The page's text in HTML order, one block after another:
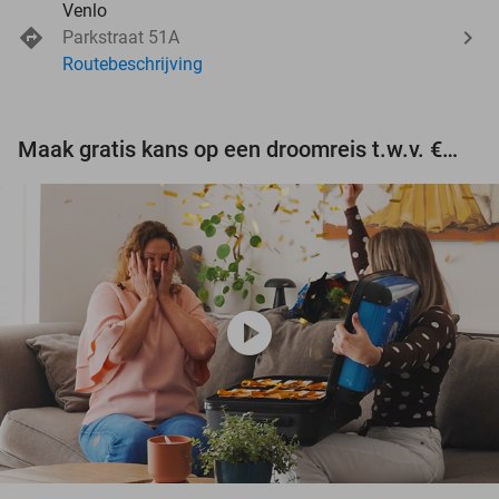
Venlo
Parkstraat 51A
Routebeschrijving
Maak gratis kans op een droomreis t.w.v. €3.000!
play_circle